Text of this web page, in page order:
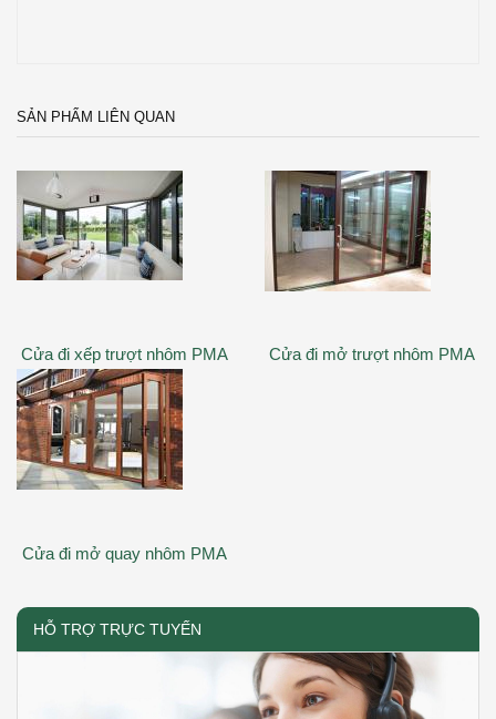
SẢN PHẨM LIÊN QUAN
Cửa đi xếp trượt nhôm PMA Cửa đi mở trượt nhôm PMA
Cửa đi mở quay nhôm PMA
HỖ TRỢ TRỰC TUYẾN